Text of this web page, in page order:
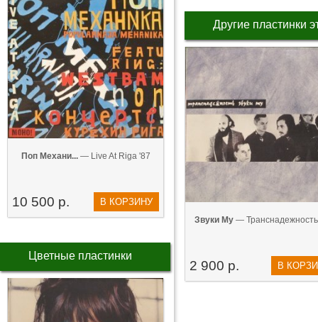
Поп Механи...— Live At Riga '87
10 500 р. В КОРЗИНУ
Цветные пластинки
Другие пластинки
Звуки Му —
2 900 р. В